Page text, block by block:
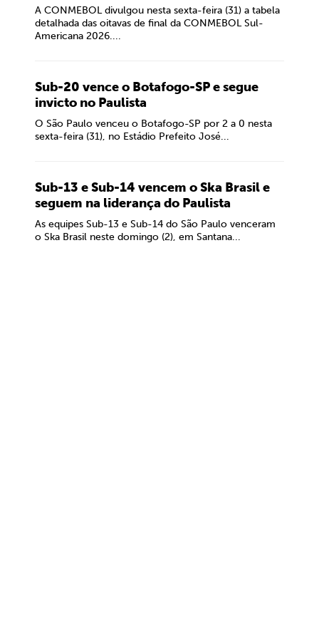
A CONMEBOL divulgou nesta sexta-feira (31) a tabela
detalhada das oitavas de final da CONMEBOL Sul-
Americana 2026....
Sub-20 vence o Botafogo-SP e segue
invicto no Paulista
O São Paulo venceu o Botafogo-SP por 2 a 0 nesta
sexta-feira (31), no Estádio Prefeito José...
Sub-13 e Sub-14 vencem o Ska Brasil e
seguem na liderança do Paulista
As equipes Sub-13 e Sub-14 do São Paulo venceram
o Ska Brasil neste domingo (2), em Santana...